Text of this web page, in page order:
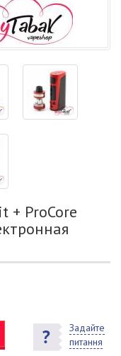
+ ProCore
Задайте
питання